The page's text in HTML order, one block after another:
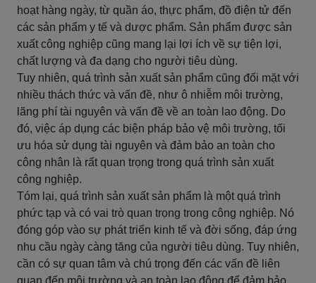
hoạt hàng ngày, từ quần áo, thực phẩm, đồ điện tử đến
các sản phẩm y tế và dược phẩm. Sản phẩm được sản
xuất công nghiệp cũng mang lại lợi ích về sự tiện lợi,
chất lượng và đa dạng cho người tiêu dùng.
Tuy nhiên, quá trình sản xuất sản phẩm cũng đối mặt với
nhiều thách thức và vấn đề, như ô nhiễm môi trường,
lãng phí tài nguyên và vấn đề về an toàn lao động. Do
đó, việc áp dụng các biện pháp bảo vệ môi trường, tối
ưu hóa sử dụng tài nguyên và đảm bảo an toàn cho
công nhân là rất quan trọng trong quá trình sản xuất
công nghiệp.
Tóm lại, quá trình sản xuất sản phẩm là một quá trình
phức tạp và có vai trò quan trọng trong công nghiệp. Nó
đóng góp vào sự phát triển kinh tế và đời sống, đáp ứng
nhu cầu ngày càng tăng của người tiêu dùng. Tuy nhiên,
cần có sự quan tâm và chú trọng đến các vấn đề liên
quan đến môi trường và an toàn lao động để đảm bảo